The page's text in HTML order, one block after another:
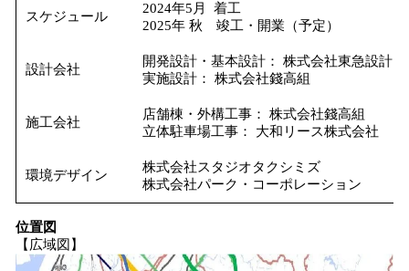
スケジュール
2024年5月 着工
2025年 秋 竣工・開業（予定）
設計会社
開発設計・基本設計： 株式会社東急設計
実施設計： 株式会社錢高組
施工会社
店舗棟・外構工事： 株式会社錢高組
立体駐車場工事： 大和リース株式会社
環境デザイン
株式会社スタジオタクシミズ
株式会社パーク・コーポレーション
位置図
【広域図】